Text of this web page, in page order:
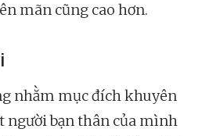
mãn cũng cao hơn.
nhằm mục đích khuyên
người bạn thân của mình